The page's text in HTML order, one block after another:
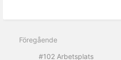
Föregående
#102 Arbetsplats